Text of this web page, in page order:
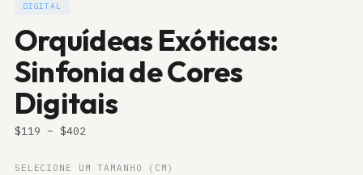
DIGITAL
Orquídeas Exóticas:
Sinfonia de Cores
Digitais
$119 – $402
SELECIONE UM TAMANHO (CM)